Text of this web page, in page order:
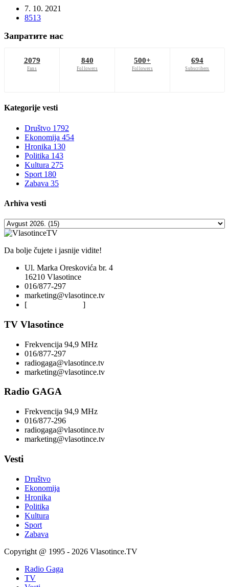
7. 10. 2021
8513
Запратите нас
2079
Fans
840
Followers
500+
Followers
694
Subscribers
Kategorije vesti
Društvo 1792
Ekonomija 454
Hronika 130
Politika 143
Kultura 275
Sport 180
Zabava 35
Arhiva vesti
Da bolje čujete i jasnije vidite!
Ul. Marka Oreskovića br. 4
16210 Vlasotince
016/877-297
marketing@vlasotince.tv
[
]
TV Vlasotince
Frekvencija 94,9 MHz
016/877-297
radiogaga@vlasotince.tv
marketing@vlasotince.tv
Radio GAGA
Frekvencija 94,9 MHz
016/877-296
radiogaga@vlasotince.tv
marketing@vlasotince.tv
Vesti
Društvo
Ekonomija
Hronika
Politika
Kultura
Sport
Zabava
Copyright @ 1995 - 2026 Vlasotince.TV
Radio Gaga
TV